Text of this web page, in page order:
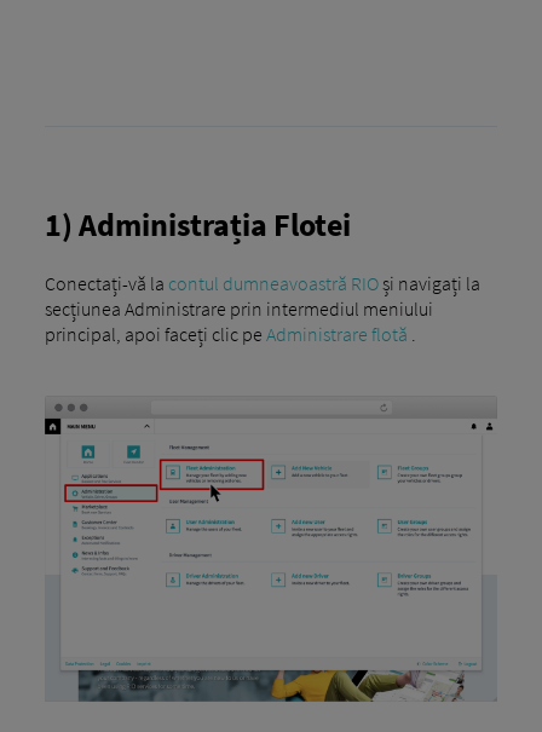
1) Administrația Flotei
Conectați-vă la contul dumneavoastră RIOși navigați la
secțiunea Administrare prin intermediul meniului
principal, apoi faceți clic pe Administrare flotă